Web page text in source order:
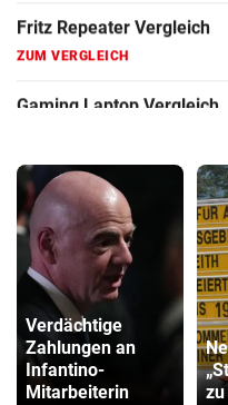
Grafikkarten Vergleich
Verdächtige
Zahlungen an
Infantino-
Mitarbeiterin